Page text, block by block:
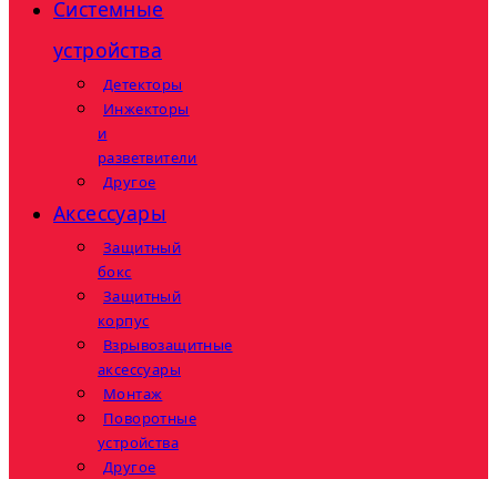
Системные
устройства
Детекторы
Инжекторы
и
разветвители
Другое
Аксессуары
Защитный
бокс
Защитный
корпус
Взрывозащитные
аксессуары
Монтаж
Поворотные
устройства
Другое